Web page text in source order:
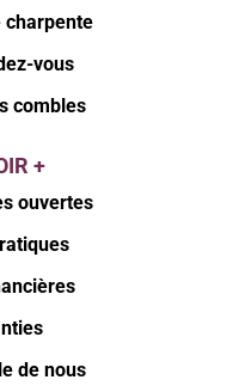
charpente
vous
combles
+
ouvertes
de nous